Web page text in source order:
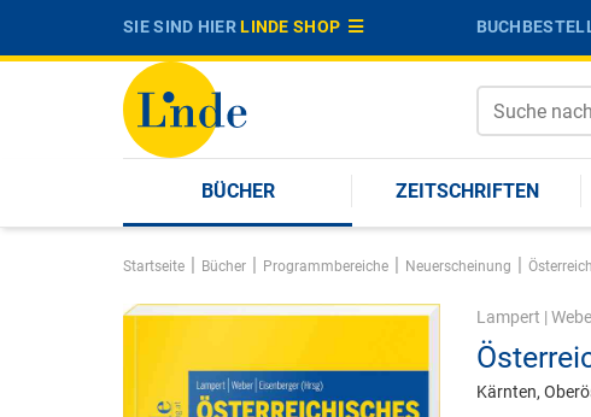
SIE SIND HIERLINDE SHOP
BÜCHER ZEITSCHRIFTEN
Startseite | Bücher | Programmbereiche | Neuerscheinung |
Lampert |
Kärnten,